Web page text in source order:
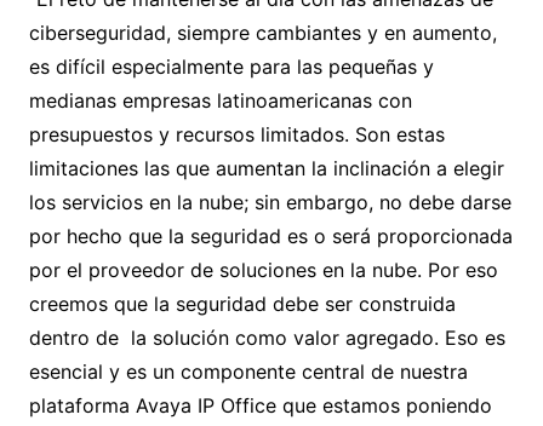
ciberseguridad, siempre cambiantes y en aumento,
es difícil especialmente para las pequeñas y
medianas empresas latinoamericanas con
presupuestos y recursos limitados. Son estas
limitaciones las que aumentan la inclinación a elegir
los servicios en la nube; sin embargo, no debe darse
por hecho que la seguridad es o será proporcionada
por el proveedor de soluciones en la nube. Por eso
creemos que la seguridad debe ser construida
dentro de la solución como valor agregado. Eso es
esencial y es un componente central de nuestra
plataforma Avaya IP Office que estamos poniendo